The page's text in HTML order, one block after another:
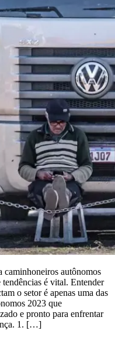
caminhoneiros autônomos
tendências é vital. Entender
o setor é apenas uma das
2023 que
e pronto para enfrentar
1. […]